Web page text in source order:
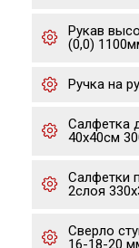
Рукав
(0,0)
Ручка на
Салфетка
40х40см
Салфетки
2слоя
Сверло
16-18-20